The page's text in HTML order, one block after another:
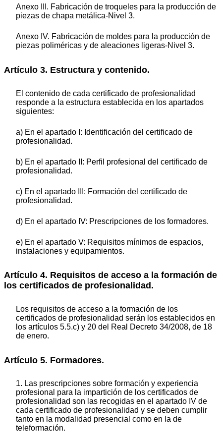
Anexo III. Fabricación de troqueles para la producción de
piezas de chapa metálica-Nivel 3.
Anexo IV. Fabricación de moldes para la producción de
piezas poliméricas y de aleaciones ligeras-Nivel 3.
Artículo 3. Estructura y contenido.
El contenido de cada certificado de profesionalidad
responde a la estructura establecida en los apartados
siguientes:
a) En el apartado I: Identificación del certificado de
profesionalidad.
b) En el apartado II: Perfil profesional del certificado de
profesionalidad.
c) En el apartado III: Formación del certificado de
profesionalidad.
d) En el apartado IV: Prescripciones de los formadores.
e) En el apartado V: Requisitos mínimos de espacios,
instalaciones y equipamientos.
Artículo 4. Requisitos de acceso a la formación de
los certificados de profesionalidad.
Los requisitos de acceso a la formación de los
certificados de profesionalidad serán los establecidos en
los artículos 5.5.c) y 20 del Real Decreto 34/2008, de 18
de enero.
Artículo 5. Formadores.
1. Las prescripciones sobre formación y experiencia
profesional para la impartición de los certificados de
profesionalidad son las recogidas en el apartado IV de
cada certificado de profesionalidad y se deben cumplir
tanto en la modalidad presencial como en la de
teleformación.